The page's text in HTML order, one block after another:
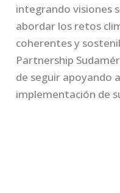
integrando visiones
abordar los retos
coherentes y
Partnership
de seguir apoyando
implementación de